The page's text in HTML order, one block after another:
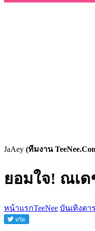
JaAey (ทีมงาน
ยอมใจ! ณเด
หน้าแรกTeeNee บันเทิงดา